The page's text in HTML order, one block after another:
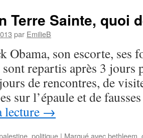
Terre Sainte, quoi
par EmilieB
Obama, son escorte, ses
repartis après 3 jours
de rencontres, de
sur l’épaule et de
lecture →
, politique | Marqué avecbethleem,